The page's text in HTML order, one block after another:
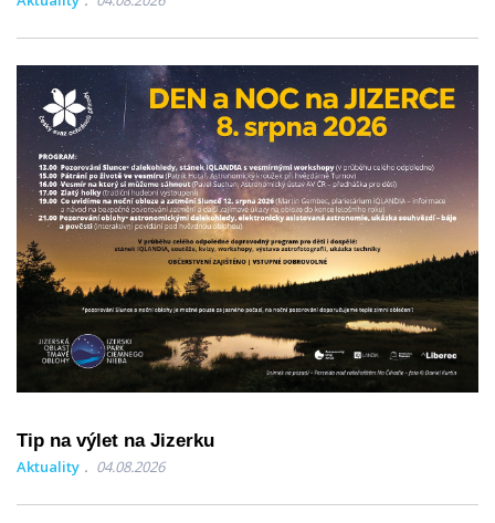
Tip na výlet na Jizerku
Aktuality 04.08.2026